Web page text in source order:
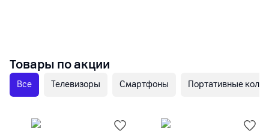
Товары по акции
Все Телевизоры Смартфоны Портативные